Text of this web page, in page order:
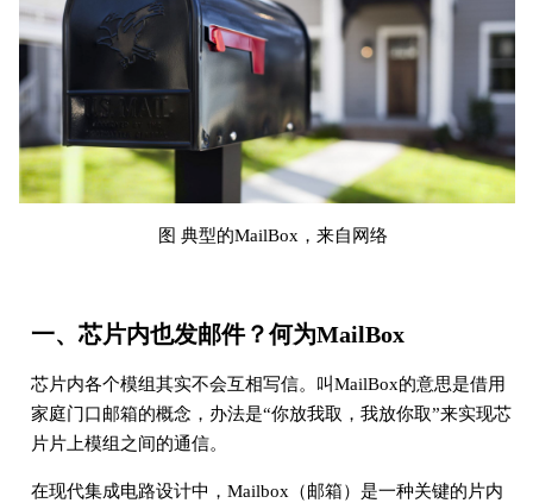
图 典型的MailBox，来自网络
一、芯片内也发邮件？何为MailBox
芯片内各个模组其实不会互相写信。叫MailBox的意思是借用
家庭门口邮箱的概念，办法是“你放我取，我放你取”来实现芯
片片上模组之间的通信。
在现代集成电路设计中，Mailbox（邮箱）是一种关键的片内